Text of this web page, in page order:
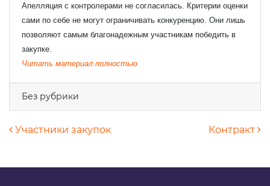
Апелляция с контролерами не согласилась. Критерии оценки
сами по себе не могут ограничивать конкуренцию. Они лишь
позволяют самым благонадежным участникам победить в
закупке.
Читать материал полностью
Без рубрики
Навигация по записям
Участники закупок Контракт
Узнать стоимость комплекта
Ваше имя
Ваш e-mail